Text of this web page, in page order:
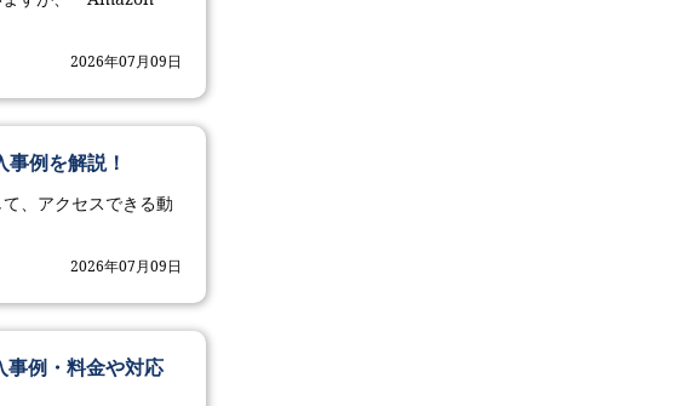
2026年07月09日
例を解説！
、アクセスできる動
2026年07月09日
例・料金や対応